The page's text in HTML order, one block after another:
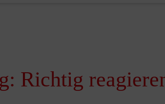
Richtig